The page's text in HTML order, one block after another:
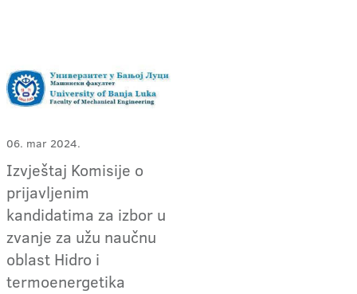
06. mar 2024.
Izvještaj Komisije o
prijavljenim
kandidatima za izbor u
zvanje za užu naučnu
oblast Hidro i
termoenergetika